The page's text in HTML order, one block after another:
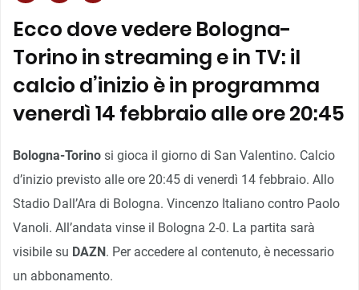
Ecco dove vedere Bologna-
Torino in streaming e in TV: il
calcio d’inizio è in programma
venerdì 14 febbraio alle ore 20:45
Bologna-Torino si gioca il giorno di San Valentino. Calcio
d’inizio previsto alle ore 20:45 di venerdì 14 febbraio. Allo
Stadio Dall’Ara di Bologna. Vincenzo Italiano contro Paolo
Vanoli. All’andata vinse il Bologna 2-0. La partita sarà
visibile su DAZN. Per accedere al contenuto, è necessario
un abbonamento.